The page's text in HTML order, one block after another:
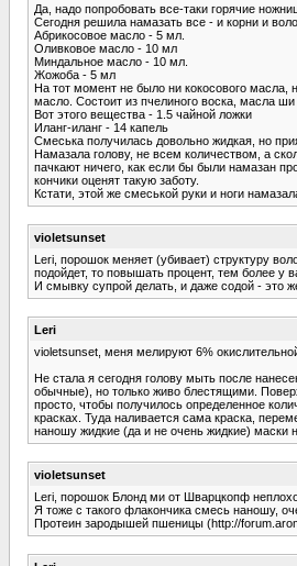
Да, надо попробовать все-таки горячие
Сегодня решила намазать все - и корни и
Абрикосовое масло - 5 мл.
Оливковое масло - 10 мл
Миндальное масло - 10 мл.
Жожоба - 5 мл
На тот момент не было ни кокосового масла,
масло. Состоит из пчелиного воска, масла
Вот этого вещества - 1.5 чайной ложки
Иланг-иланг - 14 капель
Смеська получилась довольно жидкая, но
Намазала голову, не всем количеством, а
пачкают ничего, как если бы были намазан
кончики оценят такую заботу.
Кстати, этой же смеськой руки и ноги
violetsunset
Leri, порошок меняет (убивает) структуру
подойдет, то повышать процент, тем более у
И смывку супрой делать, и даже содой - это
Leri
violetsunset, меня мелируют 6%
Не стала я сегодня голову мыть после
обычные), но только живо блестящими.
просто, чтобы получилось определенное
красках. Туда наливается сама краска,
наношу жидкие (да и не очень жидкие) маски
violetsunset
Leri, порошок Блонд ми от Шварцкопф
Я тоже с такого флакончика смесь наношу,
Протеин зародышей пшеницы (http://